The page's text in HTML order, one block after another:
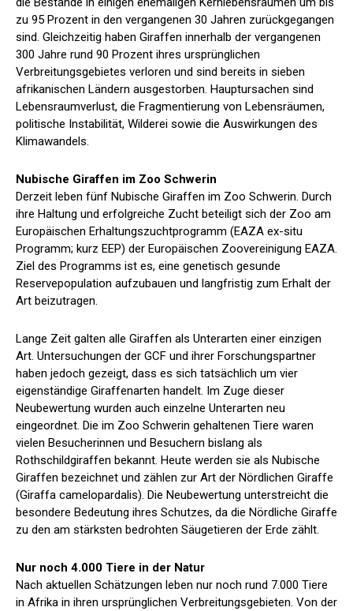
zu 95 Prozent in den vergangenen 30 Jahren zurückgegangen
sind. Gleichzeitig haben Giraffen innerhalb der vergangenen
300 Jahre rund 90 Prozent ihres ursprünglichen
Verbreitungsgebietes verloren und sind bereits in sieben
afrikanischen Ländern ausgestorben. Hauptursachen sind
Lebensraumverlust, die Fragmentierung von Lebensräumen,
politische Instabilität, Wilderei sowie die Auswirkungen des
Klimawandels.
Nubische Giraffen im Zoo Schwerin
Derzeit leben fünf Nubische Giraffen im Zoo Schwerin. Durch
ihre Haltung und erfolgreiche Zucht beteiligt sich der Zoo am
Europäischen Erhaltungszuchtprogramm (EAZA ex-situ
Programm; kurz EEP) der Europäischen Zoovereinigung EAZA.
Ziel des Programms ist es, eine genetisch gesunde
Reservepopulation aufzubauen und langfristig zum Erhalt der
Art beizutragen.
Lange Zeit galten alle Giraffen als Unterarten einer einzigen
Art. Untersuchungen der GCF und ihrer Forschungspartner
haben jedoch gezeigt, dass es sich tatsächlich um vier
eigenständige Giraffenarten handelt. Im Zuge dieser
Neubewertung wurden auch einzelne Unterarten neu
eingeordnet. Die im Zoo Schwerin gehaltenen Tiere waren
vielen Besucherinnen und Besuchern bislang als
Rothschildgiraffen bekannt. Heute werden sie als Nubische
Giraffen bezeichnet und zählen zur Art der Nördlichen Giraffe
(Giraffa camelopardalis). Die Neubewertung unterstreicht die
besondere Bedeutung ihres Schutzes, da die Nördliche Giraffe
zu den am stärksten bedrohten Säugetieren der Erde zählt.
Nur noch 4.000 Tiere in der Natur
Nach aktuellen Schätzungen leben nur noch rund 7.000 Tiere
in Afrika in ihren ursprünglichen Verbreitungsgebieten. Von der